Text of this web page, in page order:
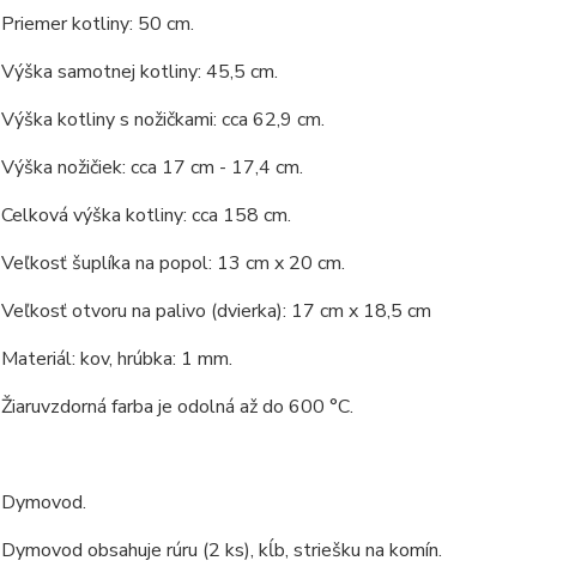
Priemer kotliny: 50 cm.
Výška samotnej kotliny: 45,5 cm.
Výška kotliny s nožičkami: cca 62,9 cm.
Výška nožičiek: cca 17 cm - 17,4 cm.
Celková výška kotliny: cca 158 cm.
Veľkosť šuplíka na popol: 13 cm x 20 cm.
Veľkosť otvoru na palivo (dvierka): 17 cm x 18,5 cm
Materiál: kov, hrúbka: 1 mm.
Žiaruvzdorná farba je odolná až do 600 °C.
Dymovod.
Dymovod obsahuje rúru (2 ks), kĺb, striešku na komín.